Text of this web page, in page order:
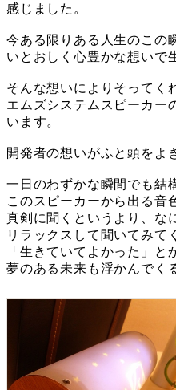
感じました。
今ある限りある人生のこの
いとおしく心豊かな想いで
そんな想いによりそってく
エムズシステムスピーカー
います。
開発者の想いがふと頭をよ
一日のわずかな瞬間でも結
このスピーカーから出る音
真剣に聞くというより、な
リラックスして聞いてみて
「生きていてよかった」と
夢のある未来も浮かんでく